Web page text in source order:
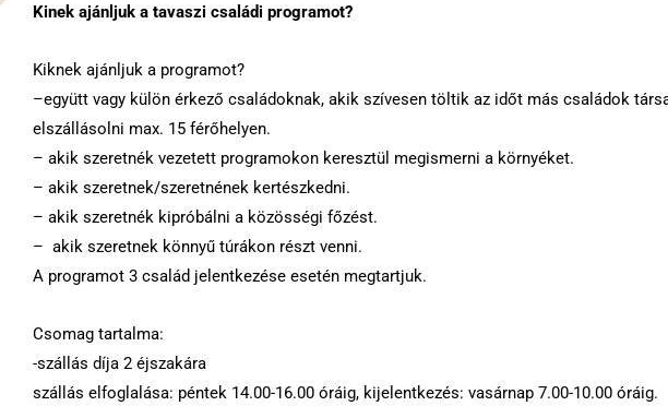
Kinek ajánljuk a tavaszi családi programot?
Kiknek ajánljuk a programot?
–együtt vagy külön érkező családoknak, akik szívesen töltik az időt más családok
elszállásolni max. 15 férőhelyen.
– akik szeretnék vezetett programokon keresztül megismerni a környéket.
– akik szeretnek/szeretnének kertészkedni.
– akik szeretnék kipróbálni a közösségi főzést.
– akik szeretnek könnyű túrákon részt venni.
A programot 3 család jelentkezése esetén megtartjuk.
Csomag tartalma:
-szállás díja 2 éjszakára
szállás elfoglalása: péntek 14.00-16.00 óráig, kijelentkezés: vasárnap 7.00-10.00 óráig.